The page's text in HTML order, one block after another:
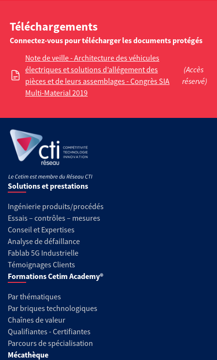
Téléchargements
Connectez-vous pour télécharger les documents protégés
Note de veille - Architecture des véhicules
électriques et solutions d’allégement des
pièces et de leurs assemblages - Congrès SIA
Multi-Material 2019
(Accès
réservé)
Solutions et prestations
Ingénierie produits/procédés
Essais – contrôles – mesures
Conseil et Expertises
Analyse de défaillance
Fablab 5G Industrielle
Témoignages Clients
Formations Cetim Academy®
Par thématiques
Par briques technologiques
Chaînes de valeur
Qualifiantes - Certifiantes
Parcours de spécialisation
Mécathèque